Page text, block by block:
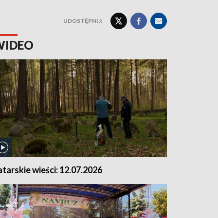
UDOSTĘPNIJ:
wieści: 12.07.2026